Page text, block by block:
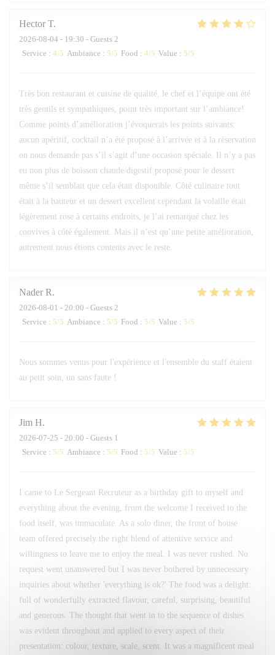
Hector T
2026-08-04 - 19:30 - Guests 2
Service : 4/5 Ambiance : 5/5 Food : 4/5 Value : 5/5
Très bon restaurant et cuisine de qualité, le chef et l’équipe ont été
très gentils et sympathiques, point très important sur l’ambiance!
Comme points d’amélioration j’évoquerais les points suivants:
aucun apéritif, cocktail n’a été proposé à l’arrivée et à la réservation
on nous demande pas s’il s’agit d’une occasion spéciale. Il n’y a pas
eu non plus de boisson chaude/digestif proposé pour le dessert
même s’il semblait que cela était disponible. Côté culinaire tout
était à la hauteur et un dessert excellent cependant la volaille était
légèrement rose à certains endroits, je l’ai remarqué chez les
convives à côté également. Mais il n’est qu’une petite amélioration,
autrement nous étions contents avec le reste.
Nader R
2026-08-01 - 20:00 - Guests 2
Service : 5/5 Ambiance : 5/5 Food : 5/5 Value : 5/5
Nous sommes venus pour l'expérience et l'ensemble du staff étaient
au petit soin, un sans faute !
Jim H
2026-07-25 - 20:00 - Guests 1
Service : 5/5 Ambiance : 5/5 Food : 5/5 Value : 5/5
I came to Le Sergeant Recruteur as a birthday gift to myself and
everything about the evening, from the welcome I received to the
food itself, was immaculate. As a solo diner, the front of house
team offered precisely the right blend of attentive service and
willingness to leave me to enjoy the meal. I was never rushed. No
request went unanswered but I was never bothered by unnecessary
inquiries about whether 'everything is ok?' The food was a delight:
full of wonderfully extracted flavour, careful, surprising, beautiful
and generous. The thought that went in to the sequence of dishes
was evident throughout and applied to every aspect of their
presentation: colour, texture, scale, scent. It was a magnificent meal